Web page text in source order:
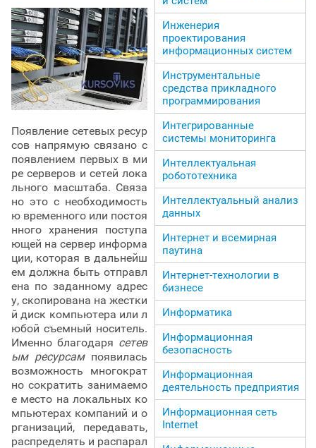
Появление сетевых ресур
сов напрямую связано с
появлением первых в ми
ре серверов и сетей лока
льного масштаба. Связа
но это с необходимость
ю временного или постоя
нного хранения поступа
ющей на сервер информа
ции, которая в дальнейш
ем должна быть отправл
ена по заданному адрес
у, скопирована на жестки
й диск компьютера или л
юбой съемный носитель.
Именно благодаря сетев
ым ресурсампоявилась
возможность многократ
но сократить занимаемо
е место на локальных ко
мпьютерах компаний и о
рганизаций, передавать,
распределять и распарал
Инженерия
проектирования
информационных систем
Инструментальные
средства прикладного
программирования
Интегрированные
системы мониторинга
Интеллектуальная
робототехника
Интеллектуальный анализ
данных
Интернет и всемирная
паутина
Интернет-технологии в
бизнесе
Информатика
Информационная
безопасность
Информационная
деятельность предприятия
Информационная сеть
Internet